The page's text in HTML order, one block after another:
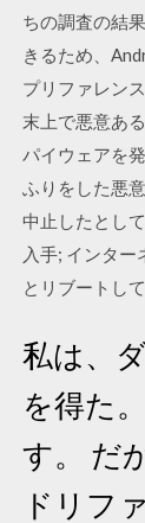
ちの調査の結
きるため、
プリファレン
末上で悪意あ
パイウェアを
ふりをした悪
中止したとし
入手; インタ
とリブートし
私は、
を得た
す。 だ
ドリフ